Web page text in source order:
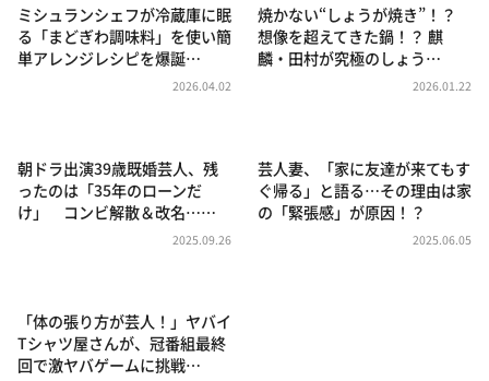
news おかえり
河合＆A.B.C-Z塚田×福井アナ「なんでやねん！？」
（news おかえり）
朝だ！生です旅サラダ
教えて！ニュースライブ 正義のミカタ
ポツンと一軒家
ザキ山小屋本館
ミシュランシェフが冷蔵庫に眠
る「まどぎわ調味料」を使い簡
単アレンジレシピを爆誕…
2026.04.02
焼かない“しょうが焼き”！？
想像を超えてきた鍋！？ 麒
麟・田村が究極のしょう…
2026.01.22
朝ドラ出演39歳既婚芸人、残
ったのは「35年のローンだ
け」 コンビ解散＆改名……
2025.09.26
芸人妻、「家に友達が来てもす
ぐ帰る」と語る…その理由は家
の「緊張感」が原因！？
2025.06.05
「体の張り方が芸人！」ヤバイ
Tシャツ屋さんが、冠番組最終
回で激ヤバゲームに挑戦…